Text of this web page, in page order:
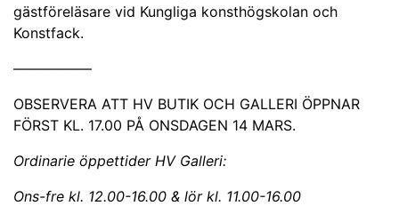
gästföreläsare vid Kungliga konsthögskolan och
Konstfack.
—————–
OBSERVERA ATT HV BUTIK OCH GALLERI ÖPPNAR
FÖRST KL. 17.00 PÅ ONSDAGEN 14 MARS.
Ordinarie öppettider HV Galleri:
Ons-fre kl. 12.00-16.00 & lör kl. 11.00-16.00